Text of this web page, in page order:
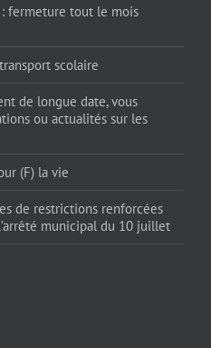
: fermeture tout le mois
scolaire
de longue date, vous
ou actualités sur les
(F) la vie
de restrictions renforcées
municipal du 10 juillet